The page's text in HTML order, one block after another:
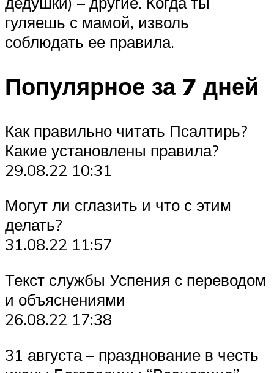
гуляешь с мамой, изволь
соблюдать ее правила.
Популярное за 7 дней
Как правильно читать Псалтирь?
Какие установлены правила?
29.08.22 10:31
Могут ли сглазить и что с этим
делать?
31.08.22 11:57
Текст службы Успения с переводом
и объяснениями
26.08.22 17:38
31 августа – празднование в честь